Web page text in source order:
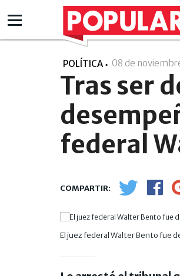
POLÍTICA 08 de
Tras ser
federal
El juez federal Walter Bento fue